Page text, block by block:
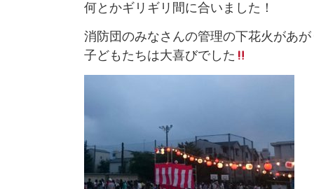
何とかギリギリ間に合いました！
消防団のみなさんの管理の下花火があが
子どもたちは大喜びでした